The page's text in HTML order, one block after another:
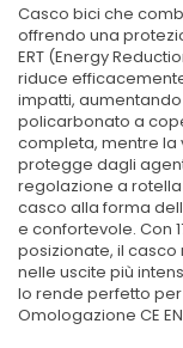
Casco bici che
offrendo una
ERT (Energy
riduce
impatti, aumentando
policarbonato a
completa, mentre la
protegge dagli
regolazione a
casco alla forma
e confortevole. Con
posizionate, il
nelle uscite più
lo rende perfetto
Omologazione CE